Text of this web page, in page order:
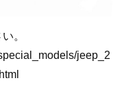
。
jeep_2